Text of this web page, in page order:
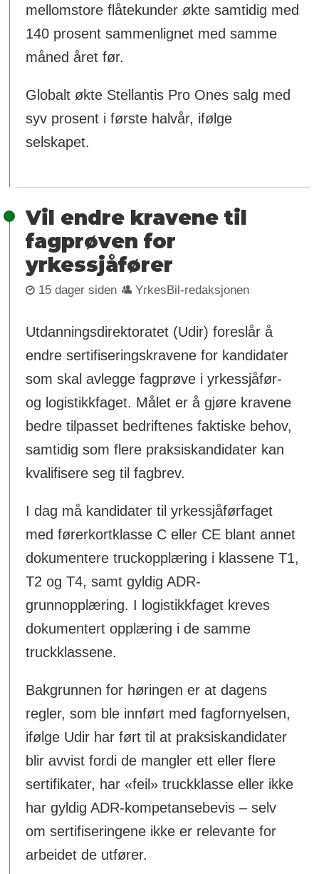
mellomstore flåtekunder økte samtidig med
140 prosent sammenlignet med samme
måned året før.
Globalt økte Stellantis Pro Ones salg med
syv prosent i første halvår, ifølge
selskapet.
Vil endre kravene til
fagprøven for
yrkessjåfører
15 dager siden YrkesBil-redaksjonen
Utdanningsdirektoratet (Udir) foreslår å
endre sertifiseringskravene for kandidater
som skal avlegge fagprøve i yrkessjåfør-
og logistikkfaget. Målet er å gjøre kravene
bedre tilpasset bedriftenes faktiske behov,
samtidig som flere praksiskandidater kan
kvalifisere seg til fagbrev.
I dag må kandidater til yrkessjåførfaget
med førerkortklasse C eller CE blant annet
dokumentere truckopplæring i klassene T1,
T2 og T4, samt gyldig ADR-
grunnopplæring. I logistikkfaget kreves
dokumentert opplæring i de samme
truckklassene.
Bakgrunnen for høringen er at dagens
regler, som ble innført med fagfornyelsen,
ifølge Udir har ført til at praksiskandidater
blir avvist fordi de mangler ett eller flere
sertifikater, har «feil» truckklasse eller ikke
har gyldig ADR-kompetansebevis – selv
om sertifiseringene ikke er relevante for
arbeidet de utfører.